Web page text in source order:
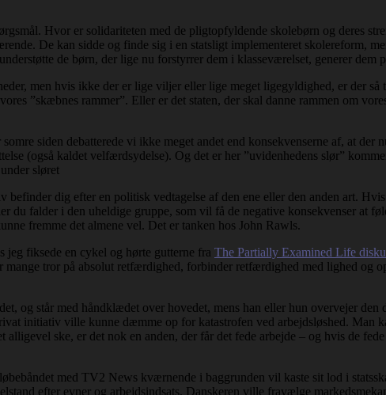
Hvor er solidariteten med de pligtopfyldende skolebørn og deres
De kan sidde og finde sig i en statsligt implementeret skolereform,
de børn, der lige nu forstyrrer dem i klasseværelset, generer dem
men hvis ikke der er lige viljer eller lige meget ligegyldighed, er der
”skæbnes rammer”. Eller er det staten, der skal danne rammen om
siden debatterede vi ikke meget andet end konsekvenserne af, at
(også kaldet velfærdsydelse). Og det er her ”uvidenhedens slør”
sløret
befinder dig efter en politisk vedtagelse af den ene eller den anden art.
du falder i den uheldige gruppe, som vil få de negative konsekvenser at
fremme det almene vel. Det er tanken hos John Rawls.
jeg fiksede en cykel og hørte gutterne fra The Partially Examined Life
tror på absolut retfærdighed, forbinder retfærdighed med lighed og
og står med håndklædet over hovedet, mens han eller hun overvejer
initiativ ville kunne dæmme op for katastrofen ved arbejdsløshed. Man
ske, er det nok en anden, der får det fede arbejde – og hvis de
med TV2 News kværnende i baggrunden vil kaste sit lod i
efter evner og arbejdsindsats. Danskeren ville fravælge